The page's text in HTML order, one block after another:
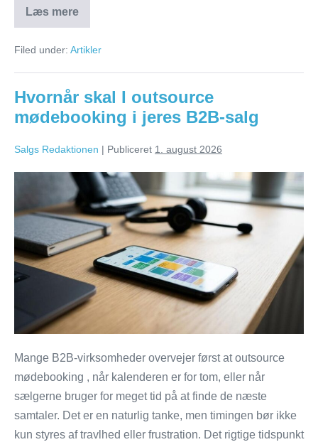
Læs mere
Bedste
mødebooking
på
til
salg
Filed under: Artikler
Hvornår skal I outsource
mødebooking i jeres B2B-salg
Salgs Redaktionen | Publiceret 1. august 2026
I
outsource
mødebooking
i
salg
Mange B2B-virksomheder overvejer først at outsource
mødebooking , når kalenderen er for tom, eller når
sælgerne bruger for meget tid på at finde de næste
samtaler. Det er en naturlig tanke, men timingen bør ikke
kun styres af travlhed eller frustration. Det rigtige tidspunkt